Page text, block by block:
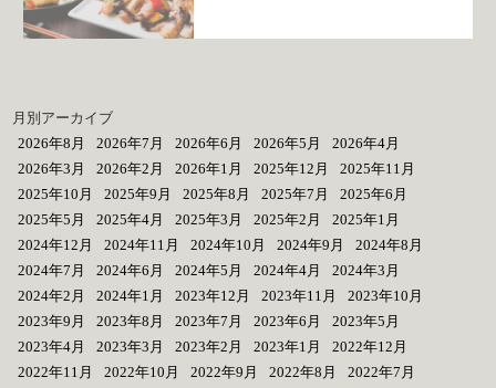
月別アーカイブ
2026年8月
2026年7月 2026年6月 2026年5月
2026年4月
2026年3月
2026年2月 2026年1月 2025年12月
2025年11月
2025年10月
2025年9月 2025年8月 2025年7月
2025年6月
2025年5月
2025年4月 2025年3月 2025年2月
2025年1月
2024年12月
2024年11月 2024年10月 2024年9月
2024年8月
2024年7月
2024年6月 2024年5月 2024年4月
2024年3月
2024年2月
2024年1月 2023年12月 2023年11月
2023年10月
2023年9月
2023年8月 2023年7月 2023年6月
2023年5月
2023年4月
2023年3月 2023年2月 2023年1月
2022年12月
2022年11月
2022年10月 2022年9月 2022年8月
2022年7月